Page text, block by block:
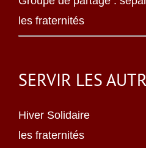
les fraternités
SERVIR LES
Hiver Solidaire
les fraternités